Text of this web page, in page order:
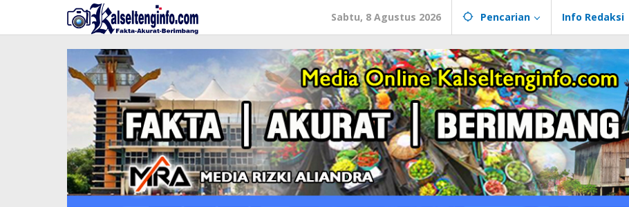
konten
Sabtu, 8 Agustus 2026 Pencarian Info Redaksi